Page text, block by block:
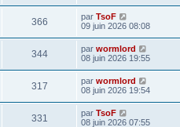
366 par TsoF
09 juin 2026 08:08
344 par wormlord
08 juin 2026 19:55
317 par wormlord
08 juin 2026 19:54
331 par TsoF
08 juin 2026 07:55